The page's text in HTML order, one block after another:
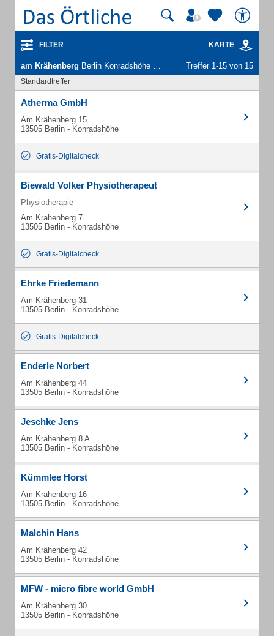
FILTER KARTE
am Krähenberg Berlin Konradshöhe - Unternehmen und Personen Treffer 1-15 von 15
Standardtreffer
Atherma GmbH
Am Krähenberg 15
13505 Berlin - Konradshöhe
Gratis-Digitalcheck
Biewald Volker Physiotherapeut
Physiotherapie
Am Krähenberg 7
13505 Berlin - Konradshöhe
Gratis-Digitalcheck
Ehrke Friedemann
Am Krähenberg 31
13505 Berlin - Konradshöhe
Gratis-Digitalcheck
Enderle Norbert
Am Krähenberg 44
13505 Berlin - Konradshöhe
Jeschke Jens
Am Krähenberg 8 A
13505 Berlin - Konradshöhe
Kümmlee Horst
Am Krähenberg 16
13505 Berlin - Konradshöhe
Malchin Hans
Am Krähenberg 42
13505 Berlin - Konradshöhe
MFW - micro fibre world GmbH
Am Krähenberg 30
13505 Berlin - Konradshöhe